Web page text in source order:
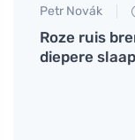
Petr Novák
Roze ruis
diepere slaap